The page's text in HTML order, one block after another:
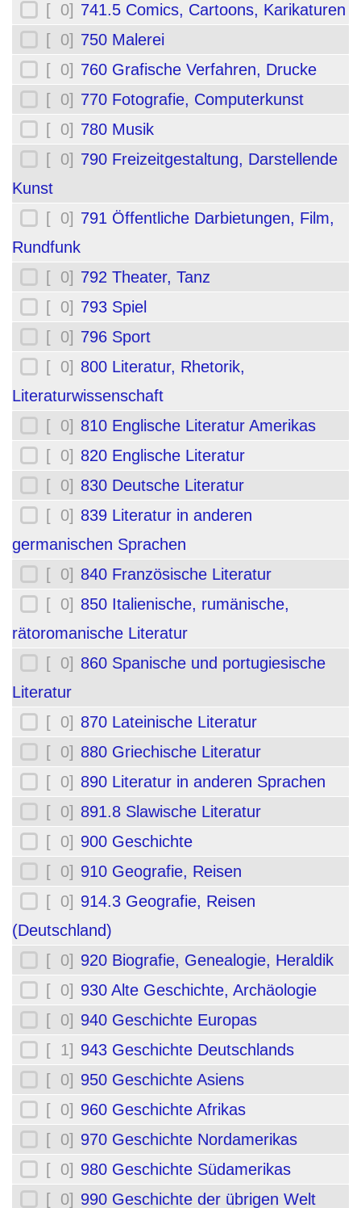
[ 0] 741.5 Comics, Cartoons, Karikaturen
[ 0] 750 Malerei
[ 0] 760 Grafische Verfahren, Drucke
[ 0] 770 Fotografie, Computerkunst
[ 0] 780 Musik
[ 0] 790 Freizeitgestaltung, Darstellende
Kunst
[ 0] 791 Öffentliche Darbietungen, Film,
Rundfunk
[ 0] 792 Theater, Tanz
[ 0] 793 Spiel
[ 0] 796 Sport
[ 0] 800 Literatur, Rhetorik,
Literaturwissenschaft
[ 0] 810 Englische Literatur Amerikas
[ 0] 820 Englische Literatur
[ 0] 830 Deutsche Literatur
[ 0] 839 Literatur in anderen
germanischen Sprachen
[ 0] 840 Französische Literatur
[ 0] 850 Italienische, rumänische,
rätoromanische Literatur
[ 0] 860 Spanische und portugiesische
Literatur
[ 0] 870 Lateinische Literatur
[ 0] 880 Griechische Literatur
[ 0] 890 Literatur in anderen Sprachen
[ 0] 891.8 Slawische Literatur
[ 0] 900 Geschichte
[ 0] 910 Geografie, Reisen
[ 0] 914.3 Geografie, Reisen
(Deutschland)
[ 0] 920 Biografie, Genealogie, Heraldik
[ 0] 930 Alte Geschichte, Archäologie
[ 0] 940 Geschichte Europas
[ 1] 943 Geschichte Deutschlands
[ 0] 950 Geschichte Asiens
[ 0] 960 Geschichte Afrikas
[ 0] 970 Geschichte Nordamerikas
[ 0] 980 Geschichte Südamerikas
[ 0] 990 Geschichte der übrigen Welt